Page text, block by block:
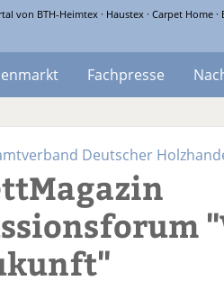
von BTH-Heimtex · Haustex · Carpet Home
Fachpresse
Deutscher